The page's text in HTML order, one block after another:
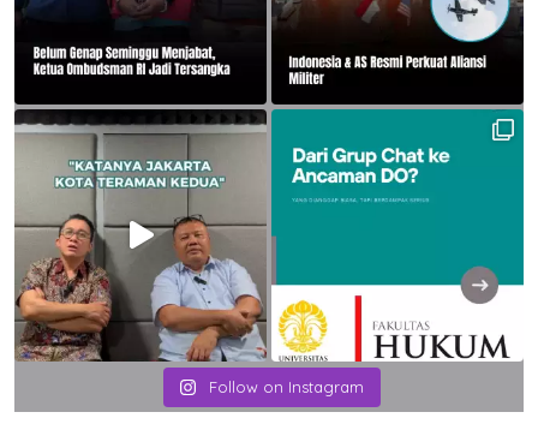
Follow on Instagram